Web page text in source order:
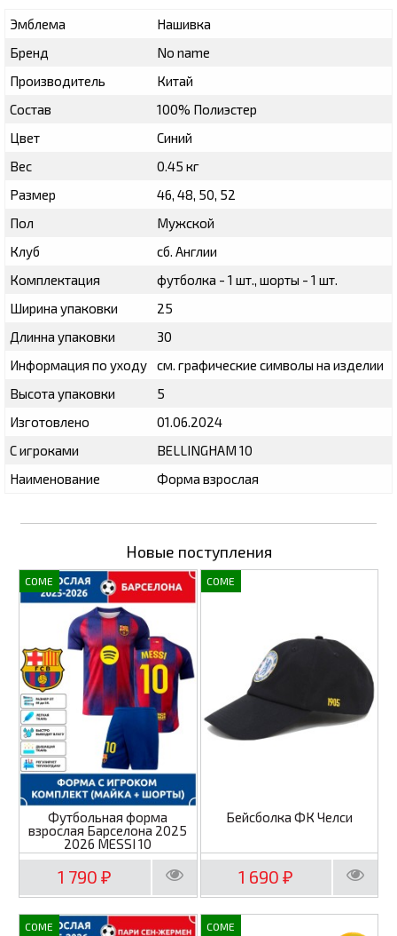
Эмблема
Нашивка
Бренд
No name
Производитель
Китай
Состав
100% Полиэстер
Цвет
Синий
Вес
0.45 кг
Размер
46, 48, 50, 52
Пол
Мужской
Клуб
сб. Англии
Комплектация
футболка - 1 шт., шорты - 1 шт.
Ширина упаковки
25
Длинна упаковки
30
Информация по уходу
см. графические символы на изделии
Высота упаковки
5
Изготовлено
01.06.2024
С игроками
BELLINGHAM 10
Наименование
Форма взрослая
Новые поступления
COME
Футбольная форма
взрослая Барселона 2025
2026 MESSI 10
1 790₽
COME
Бейсболка ФК Челси
1 690₽
COME COME